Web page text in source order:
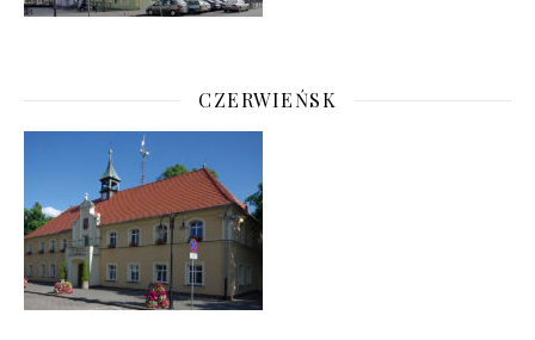
CZERWIEŃSK